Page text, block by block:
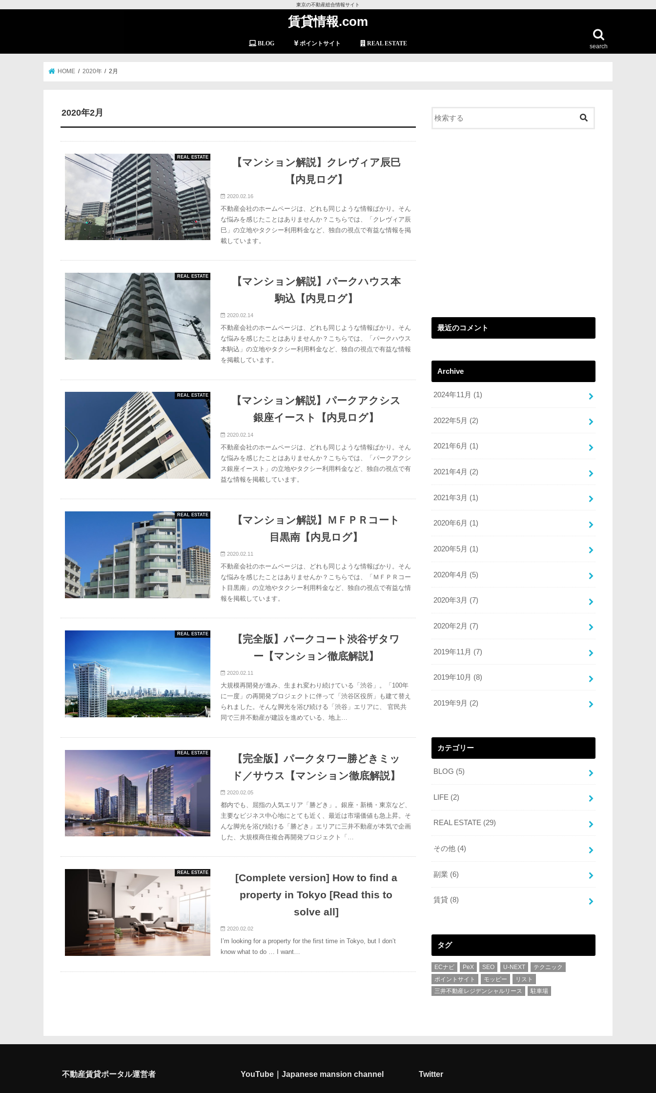
東京の不動産総合情報サイト
賃貸情報.com
search
BLOG ポイントサイト REAL ESTATE
HOME 2020年 2月
2020年2月
REAL ESTATE
【マンション解説】クレヴィア辰巳
【内見ログ】
2020.02.16
不動産会社のホームページは、どれも同じような情報ばかり。そん
な悩みを感じたことはありませんか？こちらでは、「クレヴィア辰
巳」の立地やタクシー利用料金など、独自の視点で有益な情報を掲
載しています。
REAL ESTATE
【マンション解説】パークハウス本
駒込【内見ログ】
2020.02.14
不動産会社のホームページは、どれも同じような情報ばかり。そん
な悩みを感じたことはありませんか？こちらでは、「パークハウス
本駒込」の立地やタクシー利用料金など、独自の視点で有益な情報
を掲載しています。
REAL ESTATE
【マンション解説】パークアクシス
銀座イースト【内見ログ】
2020.02.14
不動産会社のホームページは、どれも同じような情報ばかり。そん
な悩みを感じたことはありませんか？こちらでは、「パークアクシ
ス銀座イースト」の立地やタクシー利用料金など、独自の視点で有
益な情報を掲載しています。
REAL ESTATE
【マンション解説】ＭＦＰＲコート
目黒南【内見ログ】
2020.02.11
不動産会社のホームページは、どれも同じような情報ばかり。そん
な悩みを感じたことはありませんか？こちらでは、「ＭＦＰＲコー
ト目黒南」の立地やタクシー利用料金など、独自の視点で有益な情
報を掲載しています。
REAL ESTATE
【完全版】パークコート渋谷ザタワ
ー【マンション徹底解説】
2020.02.11
大規模再開発が進み、生まれ変わり続けている「渋谷」。「100年
に一度」の再開発プロジェクトに伴って「渋谷区役所」も建て替え
られました。そんな脚光を浴び続ける「渋谷」エリアに、 官民共
同で三井不動産が建設を進めている、地上…
REAL ESTATE
【完全版】パークタワー勝どきミッ
ド／サウス【マンション徹底解説】
2020.02.05
都内でも、屈指の人気エリア「勝どき」。銀座・新橋・東京など、
主要なビジネス中心地にとても近く、最近は市場価値も急上昇。そ
んな脚光を浴び続ける「勝どき」エリアに三井不動産が本気で企画
した、大規模商住複合再開発プロジェクト「…
REAL ESTATE
[Complete version] How to find a
property in Tokyo [Read this to
solve all]
2020.02.02
I’m looking for a property for the first time in Tokyo, but I don’t
know what to do … I want…
最近のコメント
Archive
2024年11月 (1)
2022年5月 (2)
2021年6月 (1)
2021年4月 (2)
2021年3月 (1)
2020年6月 (1)
2020年5月 (1)
2020年4月 (5)
2020年3月 (7)
2020年2月 (7)
2019年11月 (7)
2019年10月 (8)
2019年9月 (2)
カテゴリー
BLOG (5)
LIFE (2)
REAL ESTATE (29)
その他 (4)
副業 (6)
賃貸 (8)
タグ
ECナビ PeX SEO U-NEXT
テクニック
ポイントサイト
モッピー
リスト
三井不動産レジデンシャルリース
駐車場
不動産賃貸ポータル運営者 YouTube｜Japanese mansion channel Twitter